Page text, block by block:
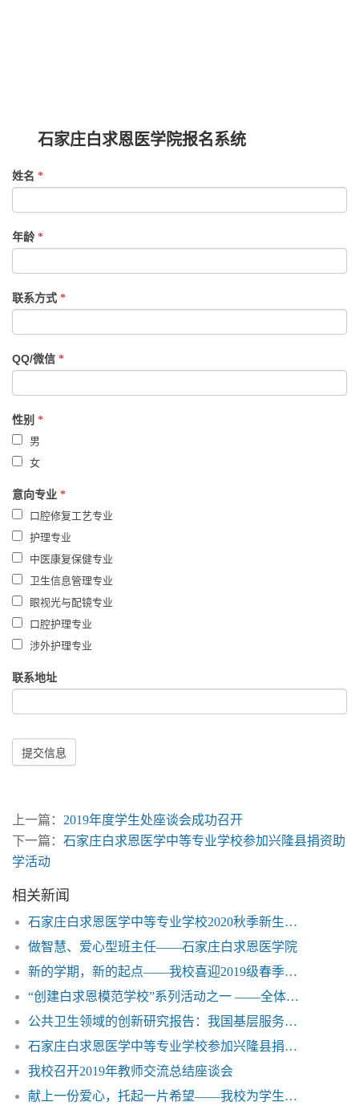
石家庄白求恩医学院报名系统
If
are
human,
leave
this
field
blank.
姓名 *
年龄 *
联系方式 *
QQ/微信 *
性别 *
男
女
意向专业 *
口腔修复工艺专业
护理专业
中医康复保健专业
卫生信息管理专业
眼视光与配镜专业
口腔护理专业
涉外护理专业
联系地址
提交信息
上一篇： 2019年度学生处座谈会成功召开
下一篇： 石家庄白求恩医学中等专业学校参加兴隆县捐资助
学活动
相关新闻
做智慧、爱心型班主任——石家庄白求恩医学院
我校召开2019年教师交流总结座谈会